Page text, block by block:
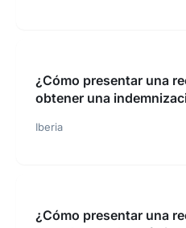
¿Cómo presentar una
obtener una
Iberia
¿Cómo presentar una